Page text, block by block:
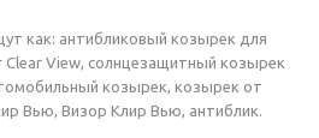
как: антибликовый козырек для
Clear View, солнцезащитный козырек
козырек, козырек от
Вью, Визор Клир Вью, антиблик.